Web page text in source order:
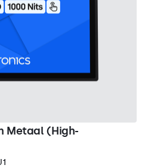
Metaal (High-